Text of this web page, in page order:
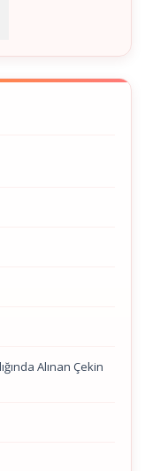
Alınan Çekin